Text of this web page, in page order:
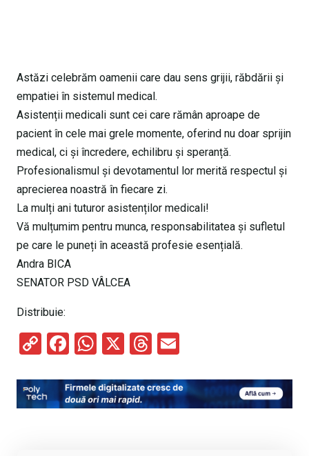
Astăzi celebrăm oamenii care dau sens grijii, răbdării și
empatiei în sistemul medical.
Asistenții medicali sunt cei care rămân aproape de
pacient în cele mai grele momente, oferind nu doar sprijin
medical, ci și încredere, echilibru și speranță.
Profesionalismul și devotamentul lor merită respectul și
aprecierea noastră în fiecare zi.
La mulți ani tuturor asistenților medicali!
Vă mulțumim pentru munca, responsabilitatea și sufletul
pe care le puneți în această profesie esențială.
Andra BICA
SENATOR PSD VÂLCEA
Distribuie:
C
py
Li
F
ce
b
W
at
s
X
T
e
a
ail